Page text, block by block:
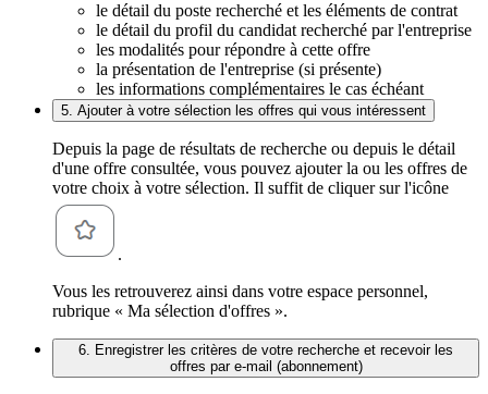
le détail du poste recherché et les éléments de contrat
le détail du profil du candidat recherché par l'entreprise
les modalités pour répondre à cette offre
la présentation de l'entreprise (si présente)
les informations complémentaires le cas échéant
5. Ajouter à votre sélection les offres qui vous intéressent
Depuis la page de résultats de recherche ou depuis le détail
d'une offre consultée, vous pouvez ajouter la ou les offres de
votre choix à votre sélection. Il suffit de cliquer sur l'icône
.
Vous les retrouverez ainsi dans votre espace personnel,
rubrique « Ma sélection d'offres ».
6. Enregistrer les critères de votre recherche et recevoir les
offres par e-mail (abonnement)